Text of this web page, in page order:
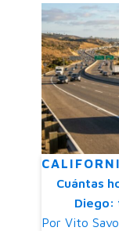
Cuántas
Diego:
Por Vito